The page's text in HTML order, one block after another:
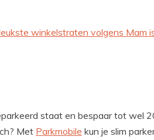
winkelstraten volgens Mam
staat en bespaar tot wel
Met Parkmobile kun je slim